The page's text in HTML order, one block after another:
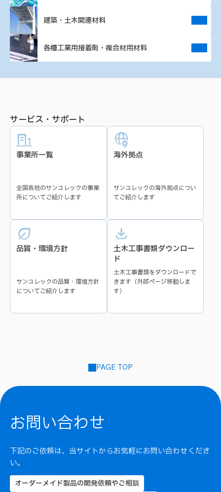
建築・土木関連材料
各種工業用接着剤・複合材用材料
サービス・サポート
事業所一覧
全国各地のサンユレックの事業
所についてご紹介します
海外拠点
サンユレックの海外拠点につい
てご紹介します
品質・環境方針
サンユレックの品質・環境方針
についてご紹介します
土木工事書類ダウンロー
ド
土木工事書類をダウンロードで
きます（外部ページ移動しま
す）
PAGE TOP
お問い合わせ
下記のご依頼は、当サイトからお気軽にお問い合わせくださ
い。
オーダーメイド製品の開発依頼やご相談